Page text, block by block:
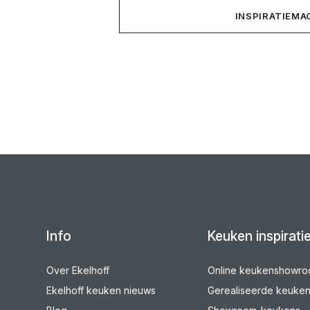
Info
Over Ekelhoff
Ekelhoff keuken nieuws
Keuken inspiratie
Online
Gerealiseerde